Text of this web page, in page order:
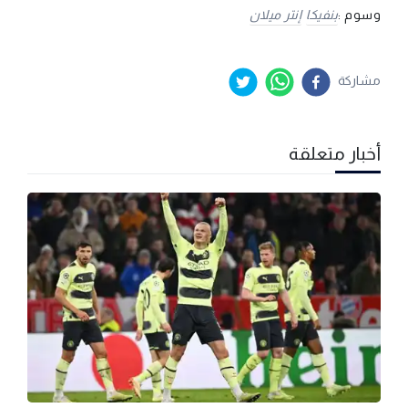
وسوم :بنفيكا إنتر ميلان
مشاركة
أخبار متعلقة